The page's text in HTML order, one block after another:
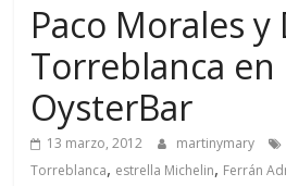
Gourmet
Paco Morales y
Torreblanca
OysterBar
13 marzo, 2012 martinymary
Torreblanca, estrella Michelin, Ferrán